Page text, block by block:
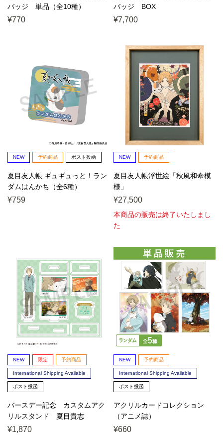
バッジ 単品（全10種）
¥770
バッジ BOX
¥7,700
NEW 予約商品 ポスト投函
夏目友人帳 ギュギュっと！ラン
ダムはんかち（全6種）
¥759
NEW 予約商品
夏目友人帳浮世絵「秋風和傘模
様」
¥27,500
本商品の販売は終了いたしまし
た
NEW 限定 予約商品
International Shipping Available
ポスト投函
バースデー記念 カスタムアク
リルスタンド 夏目貴志
¥1,870
NEW 予約商品
International Shipping Available
ポスト投函
アクリルカードコレクション
（アニメ誌）
¥660